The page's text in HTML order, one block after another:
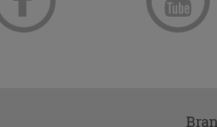
są dane osobowe
złożenia zamówienia - imię,